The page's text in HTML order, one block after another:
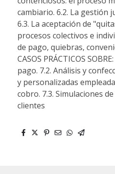
cambiario. 6.2. La gestión
6.3. La aceptación de
procesos colectivos e
de pago, quiebras,
CASOS PRÁCTICOS
pago. 7.2. Análisis y
y personalizadas
cobro. 7.3. Simulaciones
clientes